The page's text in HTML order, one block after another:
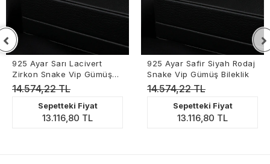
925 Ayar Sarı Lacivert
Zirkon Snake Vip Gümüş
Bileklik
14.574,22 TL
Sepetteki Fiyat
13.116,80 TL
925 Ayar Safir Siyah Rodaj
Snake Vip Gümüş Bileklik
14.574,22 TL
Sepetteki Fiyat
13.116,80 TL